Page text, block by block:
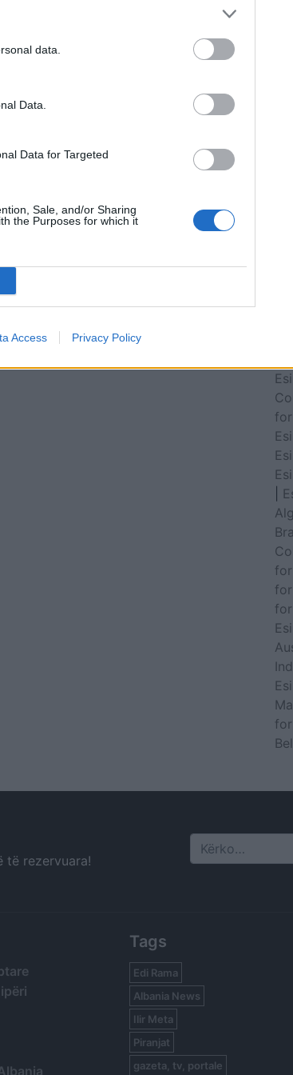
data.
Data.
Data for Targeted
Sale, and/or Sharing
the Purposes for which it
Access Privacy Policy
të rezervuara! Search
Tags
Edi Rama
Albania News
Ilir Meta
Piranjat
gazeta, tv, portale